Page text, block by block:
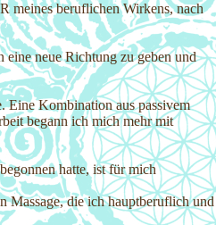
meines beruflichen Wirkens, nach
eine neue Richtung zu geben und
Eine Kombination aus passivem
begann ich mich mehr mit
hatte, ist für mich
Massage, die ich hauptberuflich und